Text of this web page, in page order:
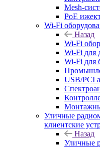
Mesh-
PoE
Wi-Fi
Назад
Wi-Fi
Wi-Fi для
Wi-Fi для
USB/PCI
Уличные
клиентские
Назад
Уличные